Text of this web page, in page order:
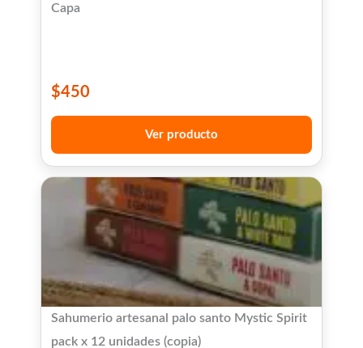
Capa
$450
Ver producto
Sahumerio artesanal palo santo Mystic Spirit
pack x 12 unidades (copia)